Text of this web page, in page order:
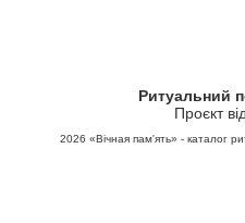
Ритуальний
Проєкт
2026 «Вічная пам'ять» - каталог